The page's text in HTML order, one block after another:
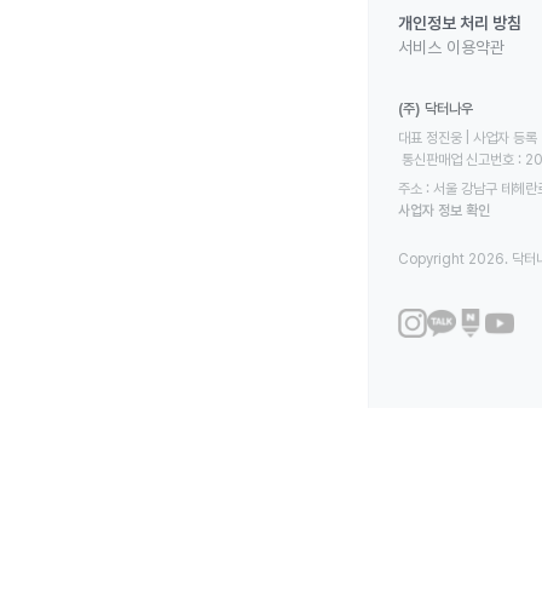
개인정보 처리 방침
서비스 이용약관
(주) 닥터나우
대표 정진웅 | 사업자
통신판매업 신고번호
주소 : 서울 강남구 테헤
사업자 정보 확인
Copyright 2026. 닥터